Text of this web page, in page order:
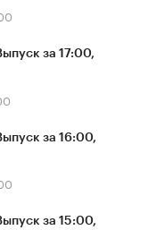
за 17:00,
за 16:00,
за 15:00,